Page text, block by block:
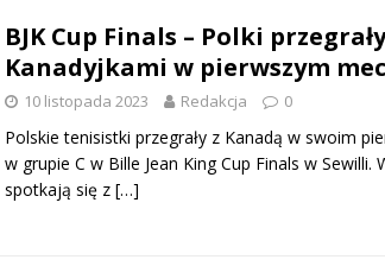
BJK Cup Finals – Polki
Kanadyjkami w pierwszym
10 listopada 2023 Redakcja 0
Polskie tenisistki przegrały z Kanadą w swoim
w grupie C w Bille Jean King Cup Finals w Sewilli.
spotkają się z […]